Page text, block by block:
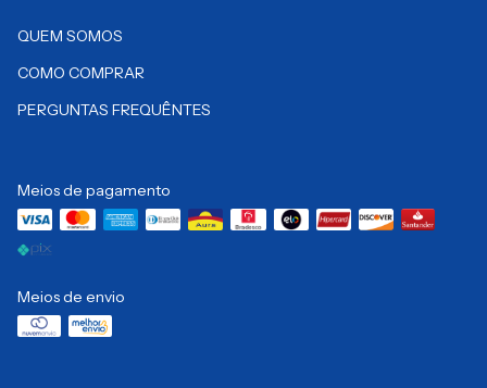
QUEM SOMOS
COMO COMPRAR
PERGUNTAS FREQUÊNTES
Meios de pagamento
Meios de envio